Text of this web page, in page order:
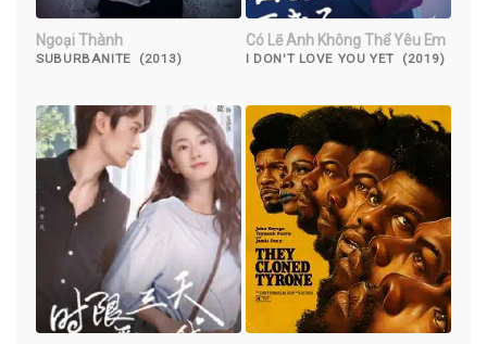
Ngoại Thành
SUBURBANITE (2013)
Có Lẽ Anh Không Thể Yêu Em
I DON'T LOVE YOU YET (2019)